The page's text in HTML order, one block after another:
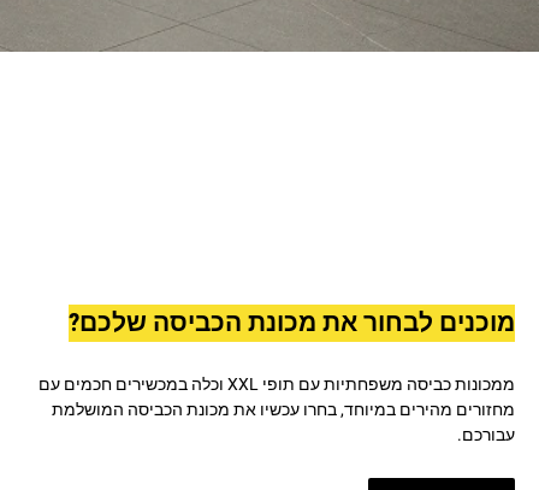
מוכנים לבחור את מכונת הכביסה שלכם?
ממכונות כביסה משפחתיות עם תופי XXL וכלה במכשירים חכמים עם
מחזורים מהירים במיוחד, בחרו עכשיו את מכונת הכביסה המושלמת
עבורכם.